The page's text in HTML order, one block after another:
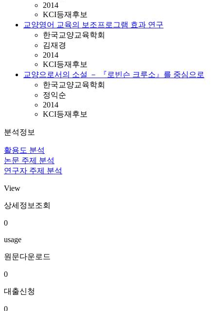
2014
KCI등재후보
‌교양영어 교육의 보조프로그램 효과 연구
한국교양교육학회
김재경
2014
KCI등재후보
‌교양으로서의 소설 － 『로빈슨 크루소』를 중심으로
한국교양교육학회
정익순
2014
KCI등재후보
분석정보
활용도 분석
논문 주제 분석
연구자 주제 분석
View
상세정보조회
0
usage
원문다운로드
0
대출신청
0